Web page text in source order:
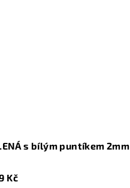
s bílým puntíkem 2mm
Kč